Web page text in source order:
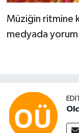
Müziğin ritmine
medyada